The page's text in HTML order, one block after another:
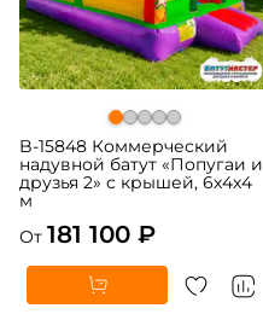
B-15848 Коммерческий
надувной батут «Попугаи и
друзья 2» с крышей, 6x4x4
м
От 181 100 ₽